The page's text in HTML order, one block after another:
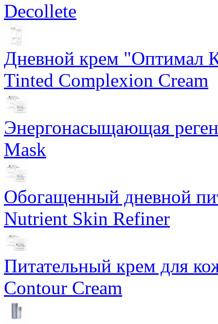
Decollete
Дневной крем "Оптимал
Tinted Complexion Cream
Энергонасыщающая
Mask
Обогащенный дневной
Nutrient Skin Refiner
Питательный крем для
Contour Cream